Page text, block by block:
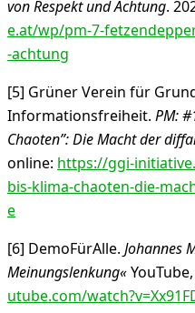
von Respekt und Achtung.
e.at/wp/pm-7-
-achtung
[5] Grüner Verein für
Informationsfreiheit. PM:
Chaoten”: Die Macht der
online: https://ggi-
bis-klima-chaoten-die-
e
[6] DemoFürAlle. Johannes
Meinungslenkung«
utube.com/